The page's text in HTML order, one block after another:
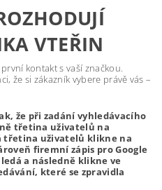
VTEŘIN
kontakt s vaší značkou.
že si zákazník vybere právě vás –
že při zadání vyhledávacího
třetina uživatelů na
třetina uživatelů klikne na
firemní zápis pro Google
a následně klikne ve
které se zpravidla